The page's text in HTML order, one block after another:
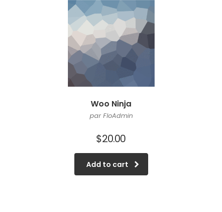
Woo Ninja
par FloAdmin
$20.00
Add to cart